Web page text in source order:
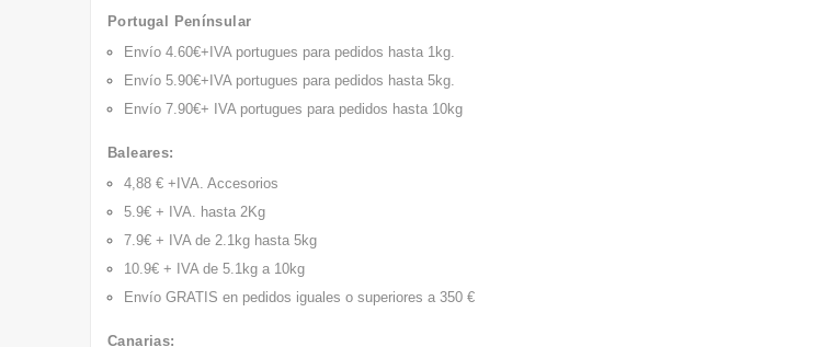
Portugal Penínsular
Envío 4.60€+IVA portugues para pedidos hasta 1kg.
Envío 5.90€+IVA portugues para pedidos hasta 5kg.
Envío 7.90€+ IVA portugues para pedidos hasta 10kg
Baleares:
4,88 € +IVA. Accesorios
5.9€ + IVA. hasta 2Kg
7.9€ + IVA de 2.1kg hasta 5kg
10.9€ + IVA de 5.1kg a 10kg
Envío GRATIS en pedidos iguales o superiores a 350 €
Canarias: